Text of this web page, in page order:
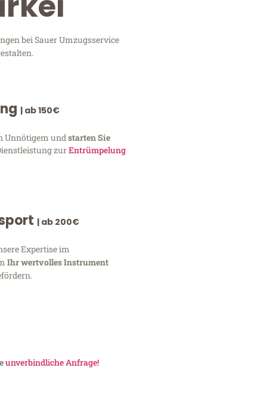
bei Sauer Umzugsservice
| ab 150€
Unnötigem und starten Sie
zurEntrümpelung
| ab 200€
Expertise im
Ihr wertvolles Instrument
unverbindliche Anfrage!